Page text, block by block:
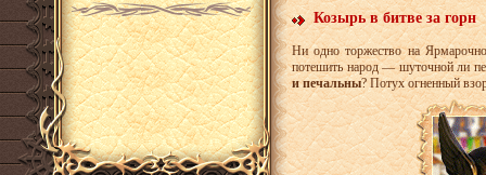
Козырь в битве за горн
Ни одно торжество на
потешить народ — шуточной ли
и печальны? Потух огненный